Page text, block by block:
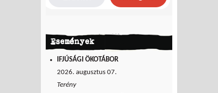
Események
IFJÚSÁGI ÖKOTÁBOR
2026. augusztus 07.
Terény